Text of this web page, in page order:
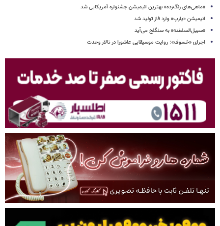
«ماهی‌های زنگ‌زده» بهترین انیمیشن جشنواره آمریکایی شد
انیمیشن «یارپ» وارد فاز تولید شد
«سبیل‌السلطنه» به سنگلج می‌آید
اجرای «خسوف»؛ روایت موسیقایی عاشورا در تالار وحدت